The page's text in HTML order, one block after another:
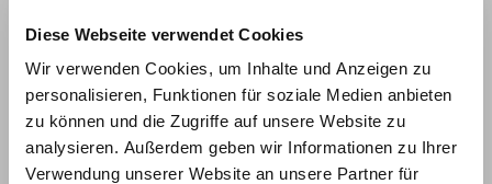
Diese Webseite verwendet Cookies
Wir verwenden Cookies, um Inhalte und Anzeigen zu
personalisieren, Funktionen für soziale Medien anbieten
zu können und die Zugriffe auf unsere Website zu
analysieren. Außerdem geben wir Informationen zu Ihrer
Verwendung unserer Website an unsere Partner für
E-Mail-Adresse:*
Nachricht:*